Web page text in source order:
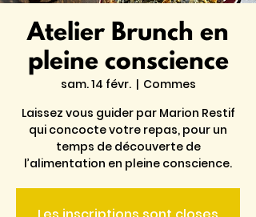
Atelier Brunch en
pleine conscience
sam. 14 févr.
  |
Commes
Laissez vous guider par Marion Restif
qui concocte votre repas, pour un
temps de découverte de
l’alimentation en pleine conscience.